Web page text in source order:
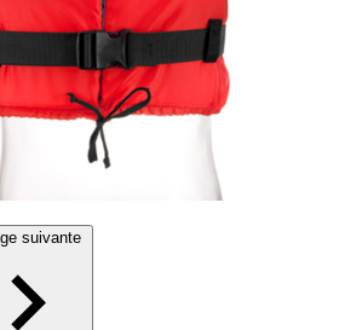
suivante